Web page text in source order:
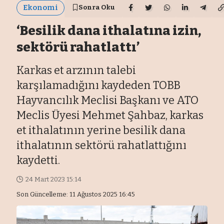
Ekonomi Sonra Oku
‘Besilik dana ithalatına izin,
sektörü rahatlattı’
Karkas et arzının talebi
karşılamadığını kaydeden TOBB
Hayvancılık Meclisi Başkanı ve ATO
Meclis Üyesi Mehmet Şahbaz, karkas
et ithalatının yerine besilik dana
ithalatının sektörü rahatlattığını
kaydetti.
Son Güncelleme: 11 Ağustos 2025 16:45
24 Mart 2023 15:14